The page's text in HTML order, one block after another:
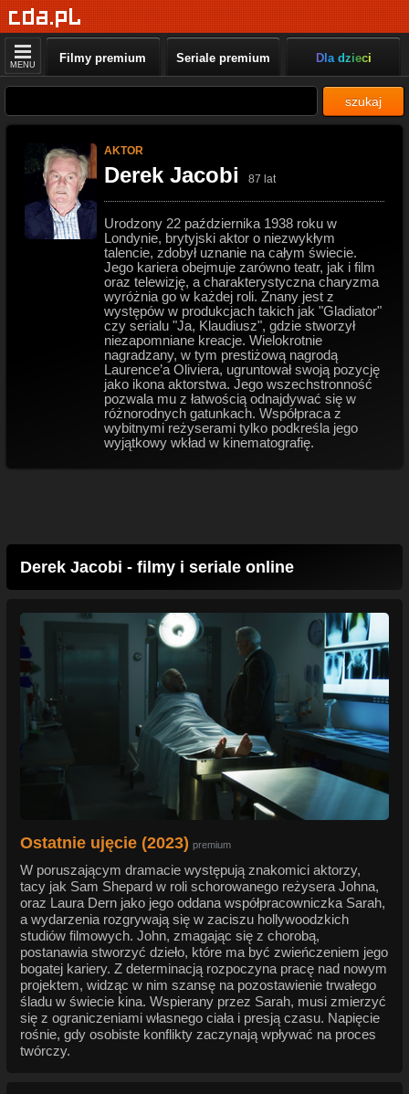
MENU Filmy premium Seriale premium Dla dzieci
szukaj
AKTOR
Derek Jacobi 87 lat
Urodzony 22 października 1938 roku w
Londynie, brytyjski aktor o niezwykłym
talencie, zdobył uznanie na całym świecie.
Jego kariera obejmuje zarówno teatr, jak i film
oraz telewizję, a charakterystyczna charyzma
wyróżnia go w każdej roli. Znany jest z
występów w produkcjach takich jak "Gladiator"
czy serialu "Ja, Klaudiusz", gdzie stworzył
niezapomniane kreacje. Wielokrotnie
nagradzany, w tym prestiżową nagrodą
Laurence’a Oliviera, ugruntował swoją pozycję
jako ikona aktorstwa. Jego wszechstronność
pozwala mu z łatwością odnajdywać się w
różnorodnych gatunkach. Współpraca z
wybitnymi reżyserami tylko podkreśla jego
wyjątkowy wkład w kinematografię.
Derek Jacobi - filmy i seriale online
Ostatnie ujęcie (2023) premium
W poruszającym dramacie występują znakomici aktorzy,
tacy jak Sam Shepard w roli schorowanego reżysera Johna,
oraz Laura Dern jako jego oddana współpracowniczka Sarah,
a wydarzenia rozgrywają się w zaciszu hollywoodzkich
studiów filmowych. John, zmagając się z chorobą,
postanawia stworzyć dzieło, które ma być zwieńczeniem jego
bogatej kariery. Z determinacją rozpoczyna pracę nad nowym
projektem, widząc w nim szansę na pozostawienie trwałego
śladu w świecie kina. Wspierany przez Sarah, musi zmierzyć
się z ograniczeniami własnego ciała i presją czasu. Napięcie
rośnie, gdy osobiste konflikty zaczynają wpływać na proces
twórczy.